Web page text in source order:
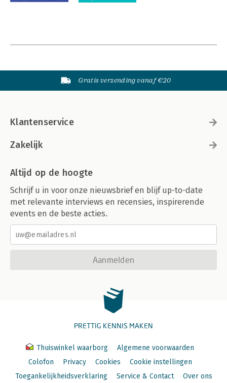
Gratis verzending vanaf €20
Klantenservice
Zakelijk
Altijd op de hoogte
Schrijf u in voor onze nieuwsbrief en blijf up-to-date
met relevante interviews en recensies, inspirerende
events en de beste acties.
Aanmelden
PRETTIG KENNIS MAKEN
Thuiswinkel waarborg
Algemene voorwaarden
Colofon
Privacy Cookies
Cookie instellingen
Toegankelijkheidsverklaring
Service & Contact Over ons